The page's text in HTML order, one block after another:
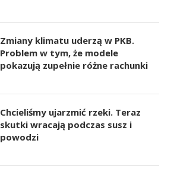
Zmiany klimatu uderzą w PKB.
Problem w tym, że modele
pokazują zupełnie różne rachunki
Chcieliśmy ujarzmić rzeki. Teraz
skutki wracają podczas susz i
powodzi